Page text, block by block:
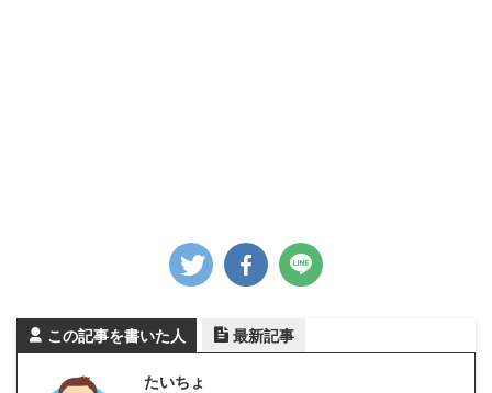
この記事を書いた人 最新記事
たいちょ